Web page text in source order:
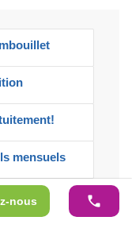
nous
mensuels